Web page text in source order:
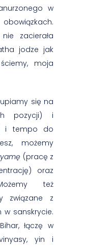
w
zacierała
jodze jak
moja
się na
pozycji) i
i tempo do
możemy
(pracę z
oraz
też
związane z
sanskrycie.
łączę w
yin i